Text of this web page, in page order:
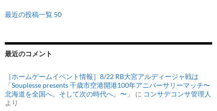
最近の投稿一覧 50
最近のコメント
［ホームゲームイベント情報］8/22 RB大宮アルディージャ戦は
「Souplesse presents 千歳市空港開港100年アニバーサリーマッチ〜
北海道を全国へ。そして次の時代へ。〜」
に コンサデコンサ管理人
より